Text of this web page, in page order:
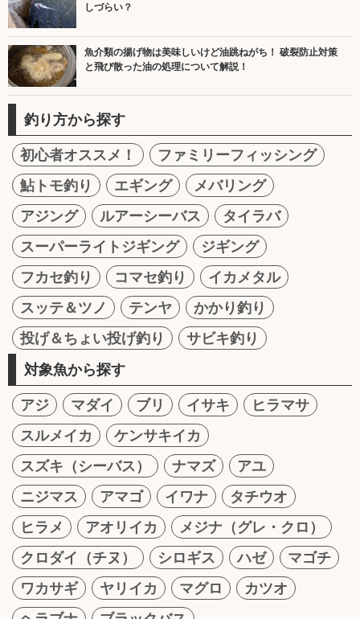
しづらい？
魚介類の揚げ物は美味しいけど油跳ねがち！ 破裂防止対策
と飛び散った油の処理について解説！
釣り方から探す
初心者オススメ！
ファミリーフィッシング
鮎トモ釣り
エギング
メバリング
アジング
ルアーシーバス
タイラバ
スーパーライトジギング
ジギング
フカセ釣り
コマセ釣り
イカメタル
スッテ＆ツノ
テンヤ
かかり釣り
投げ＆ちょい投げ釣り
サビキ釣り
対象魚から探す
アジ マダイ ブリ イサキ
ヒラマサ
スルメイカ
ケンサキイカ
スズキ（シーバス）
ナマズ
アユ
ニジマス
アマゴ イワナ
タチウオ
ヒラメ
アオリイカ
メジナ（グレ・クロ）
クロダイ（チヌ）
シロギス ハゼ
マゴチ
ワカサギ
ヤリイカ マグロ
カツオ